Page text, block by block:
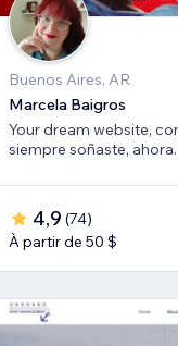
Buenos Aires, AR
Marcela Baigros
Your dream website,
siempre soñaste, ahora.
4,9 (74)
À partir de 50 $